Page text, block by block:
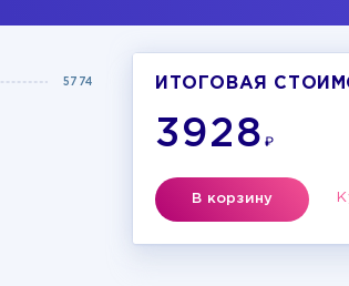
5774 ИТОГОВАЯ
3928 ₽
В корзину